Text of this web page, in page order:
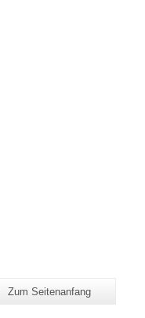
Zum Seitenanfang